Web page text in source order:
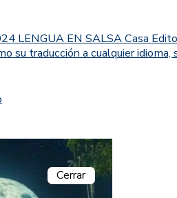
LENGUA EN SALSA Casa
su traducción a cualquier
Cerrar